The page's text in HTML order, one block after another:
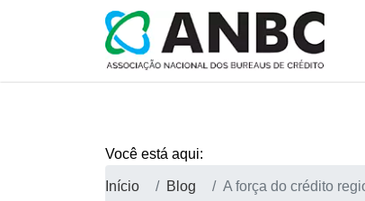
Você está aqui:
Início Blog A força do crédito